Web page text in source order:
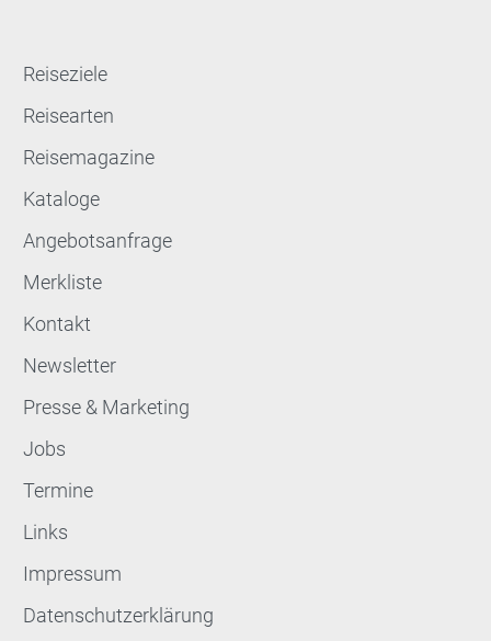
Reiseziele
Reisearten
Reisemagazine
Kataloge
Angebotsanfrage
Merkliste
Kontakt
Newsletter
Presse & Marketing
Jobs
Termine
Links
Impressum
Datenschutzerklärung